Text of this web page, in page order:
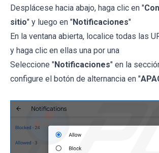
Desplácese hacia abajo, haga clic en "
sitio" y luego en "Notificaciones"
En la ventana abierta, localice todas las
y haga clic en ellas una por una
Seleccione "Notificaciones" en la
configure el botón de alternancia en "